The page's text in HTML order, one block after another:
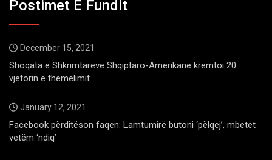
Postimet E Fundit
December 15, 2021
Shoqata e Shkrimtarëve Shqiptaro-Amerikanë kremtoi 20
vjetorin e themelimit
January 12, 2021
Facebook përditëson faqen: Lamtumirë butoni ‘pëlqej’, mbetet
vetëm ‘ndiq’